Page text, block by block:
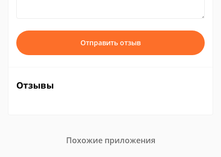
Отправить отзыв
Отзывы
Похожие приложения